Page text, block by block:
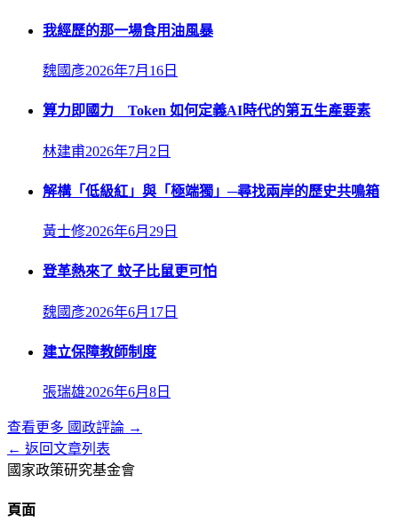
我經歷的那一場食用油風暴
魏國彥2026年7月16日
算力即國力 Token 如何定義AI時代的第五生產要素
林建甫2026年7月2日
解構「低級紅」與「極端獨」─尋找兩岸的歷史共鳴箱
黃士修2026年6月29日
登革熱來了 蚊子比鼠更可怕
魏國彥2026年6月17日
建立保障教師制度
張瑞雄2026年6月8日
查看更多 國政評論 →
← 返回文章列表
國家政策研究基金會
頁面